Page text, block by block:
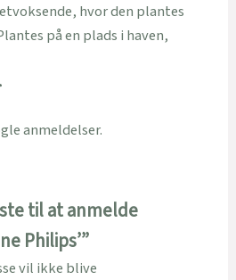
hvor den plantes
på en plads i haven,
anmeldelser.
til at anmelde
Philips’”
vil ikke blive